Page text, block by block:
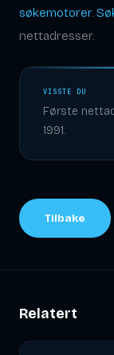
søkemotorer.
nettadresser.
VISSTE DU
Første
1991.
Tilbake
Relatert